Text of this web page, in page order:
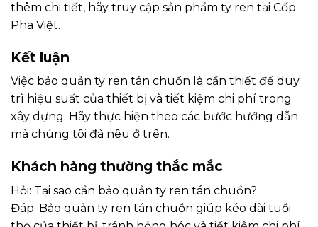
thêm chi tiết, hãy truy cập sản phẩm ty ren tại Cốp
Pha Việt.
Kết luận
Việc bảo quản ty ren tán chuồn là cần thiết để duy
trì hiệu suất của thiết bị và tiết kiệm chi phí trong
xây dựng. Hãy thực hiện theo các bước hướng dẫn
mà chúng tôi đã nêu ở trên.
Khách hàng thường thắc mắc
Hỏi: Tại sao cần bảo quản ty ren tán chuồn?
Đáp: Bảo quản ty ren tán chuồn giúp kéo dài tuổi